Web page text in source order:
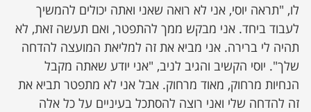
לו, "תראה יוסי, אני לא רואה שאני ואתה יכולים להמשיך
לעבוד ביחד. אני מבקש ממך להתפטר, ואם תעשה זאת, לא
תהיה לי ברירה. אני מביא את זה למליאת המועצה להדחה
שלך". יוסי הקשיב והגיב לניב, "אני יודע שאתה מקבל
הנחיות מרחוק, מאוד מרחוק. אבל אני לא מתפטר תביא את
זה להדחה שלי ואני רוצה להסתכל בעיניים על כל אלה